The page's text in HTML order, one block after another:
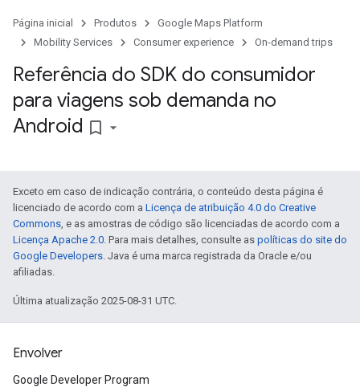
Página inicial Produtos
Google Maps Platform
Mobility Services
Consumer experience On-demand trips
Referência do SDK do consumidor
para viagens sob demanda no
Android bookmark_border
Exceto em caso de indicação contrária, o conteúdo desta página é
licenciado de acordo com a Licença de atribuição 4.0 do Creative
Commons, e as amostras de código são licenciadas de acordo com a
Licença Apache 2.0. Para mais detalhes, consulte as políticas do site do
Google Developers. Java é uma marca registrada da Oracle e/ou
afiliadas.
Última atualização 2025-08-31 UTC.
Envolver
Google Developer Program